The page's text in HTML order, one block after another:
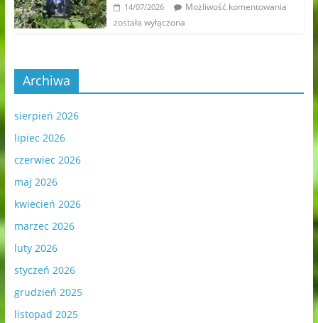
14/07/2026
Możliwość komentowania
została wyłączona
Archiwa
sierpień 2026
lipiec 2026
czerwiec 2026
maj 2026
kwiecień 2026
marzec 2026
luty 2026
styczeń 2026
grudzień 2025
listopad 2025